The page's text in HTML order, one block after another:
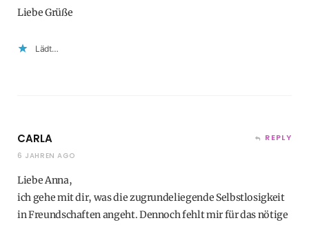
Liebe Grüße
Lädt…
CARLA
6 JAHREN AGO
REPLY
Liebe Anna,
ich gehe mit dir, was die zugrundeliegende Selbstlosigkeit
in Freundschaften angeht. Dennoch fehlt mir für das nötige